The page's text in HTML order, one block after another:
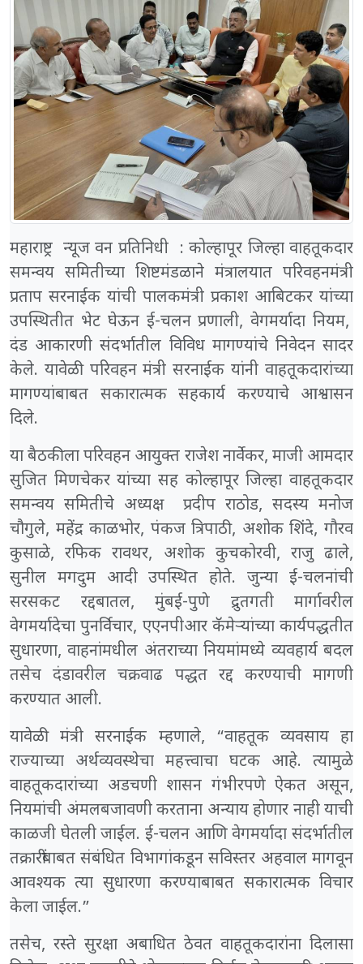
महाराष्ट्र न्यूज वन प्रतिनिधी : कोल्हापूर जिल्हा वाहतूकदार
समन्वय समितीच्या शिष्टमंडळाने मंत्रालयात परिवहनमंत्री
प्रताप सरनाईक यांची पालकमंत्री प्रकाश आबिटकर यांच्या
उपस्थितीत भेट घेऊन ई-चलन प्रणाली, वेगमर्यादा नियम,
दंड आकारणी संदर्भातील विविध मागण्यांचे निवेदन सादर
केले. यावेळी परिवहन मंत्री सरनाईक यांनी वाहतूकदारांच्या
मागण्यांबाबत सकारात्मक सहकार्य करण्याचे आश्वासन
दिले.
या बैठकीला परिवहन आयुक्त राजेश नार्वेकर, माजी आमदार
सुजित मिणचेकर यांच्या सह कोल्हापूर जिल्हा वाहतूकदार
समन्वय समितीचे अध्यक्ष प्रदीप राठोड, सदस्य मनोज
चौगुले, महेंद्र काळभोर, पंकज त्रिपाठी, अशोक शिंदे, गौरव
कुसाळे, रफिक रावथर, अशोक कुचकोरवी, राजु ढाले,
सुनील मगदुम आदी उपस्थित होते. जुन्या ई-चलनांची
सरसकट रद्दबातल, मुंबई-पुणे द्रुतगती मार्गावरील
वेगमर्यादेचा पुनर्विचार, एएनपीआर कॅमेऱ्यांच्या कार्यपद्धतीत
सुधारणा, वाहनांमधील अंतराच्या नियमांमध्ये व्यवहार्य बदल
तसेच दंडावरील चक्रवाढ पद्धत रद्द करण्याची मागणी
करण्यात आली.
यावेळी मंत्री सरनाईक म्हणाले, “वाहतूक व्यवसाय हा
राज्याच्या अर्थव्यवस्थेचा महत्त्वाचा घटक आहे. त्यामुळे
वाहतूकदारांच्या अडचणी शासन गंभीरपणे ऐकत असून,
नियमांची अंमलबजावणी करताना अन्याय होणार नाही याची
काळजी घेतली जाईल. ई-चलन आणि वेगमर्यादा संदर्भातील
तक्रारींबाबत संबंधित विभागांकडून सविस्तर अहवाल मागवून
आवश्यक त्या सुधारणा करण्याबाबत सकारात्मक विचार
केला जाईल.”
तसेच, रस्ते सुरक्षा अबाधित ठेवत वाहतूकदारांना दिलासा